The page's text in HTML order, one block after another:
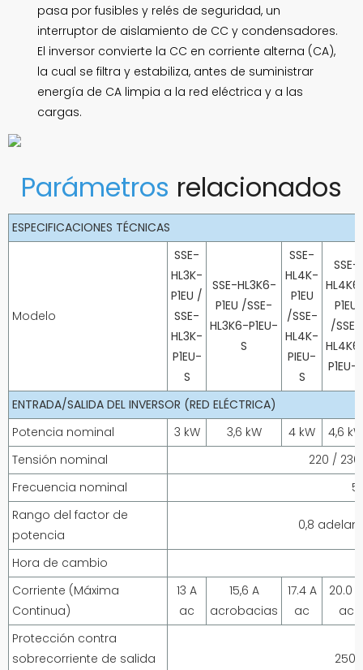
pasa por fusibles y relés de seguridad, un
interruptor de aislamiento de CC y condensadores.
El inversor convierte la CC en corriente alterna (CA),
la cual se filtra y estabiliza, antes de suministrar
energía de CA limpia a la red eléctrica y a las
cargas.
Parámetros relacionados
ESPECIFICACIONES TÉCNICAS
Modelo
SSE-
HL3K-
P1EU /
SSE-
HL3K-
P1EU-
S
SSE-HL3K6-
P1EU /SSE-
HL3K6-P1EU-
S
SSE-
HL4K-
P1EU
/SSE-
HL4K-
PIEU-
S
SSE-
P1EU
/SSE-
P1EU-S
ENTRADA/SALIDA DEL INVERSOR (RED ELÉCTRICA)
Potencia nominal
3 kW 3,6 kW 4 kW
4,6 kW
Tensión nominal
220 / 230
Frecuencia nominal
Rango del factor de
potencia
0,8
Hora de cambio
Corriente (Máxima
Continua)
13 A
ac
15,6 A
acrobacias
17.4 A
ac
20.0 A
ac
Protección contra
sobrecorriente de salida
250